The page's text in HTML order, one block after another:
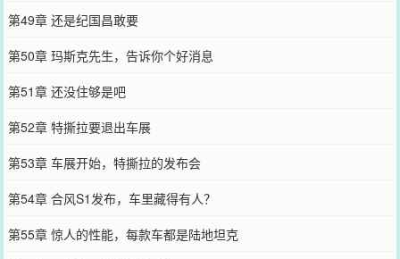
第49章 还是纪国昌敢要
第50章 玛斯克先生，告诉你个好消息
第51章 还没住够是吧
第52章 特撕拉要退出车展
第53章 车展开始，特撕拉的发布会
第54章 合风S1发布，车里藏得有人？
第55章 惊人的性能，每款车都是陆地坦克